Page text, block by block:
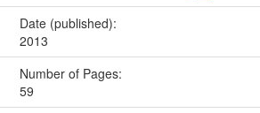
Date (published):
2013
Number of Pages:
59